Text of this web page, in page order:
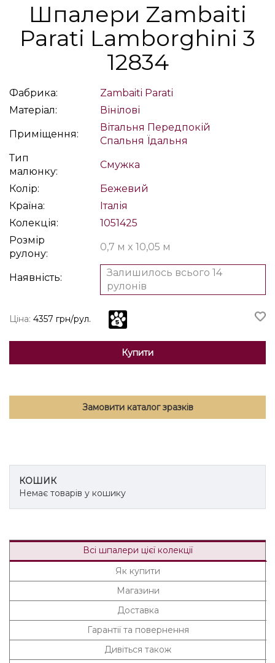
Шпалери Zambaiti
Parati Lamborghini 3
12834
Фабрика:
Zambaiti Parati
Матеріал:
Вінілові
Приміщення:
Вітальня Передпокій
Спальня Їдальня
Тип
малюнку:
Смужка
Колір:
Бежевий
Країна:
Італія
Колекція:
1051425
Розмір
рулону:
0,7 м x 10,05 м
Наявність:
Залишилось всього 14
рулонів
Ціна: 4357 грн/рул.
Купити
Замовити каталог зразків
КОШИК
Немає товарів у кошику
Всі шпалери цієї колекції
Як купити
Магазини
Доставка
Гарантії та повернення
Дивіться також